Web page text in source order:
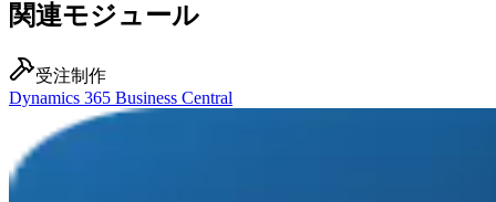
関連モジュール
受注制作
Dynamics 365 Business Central